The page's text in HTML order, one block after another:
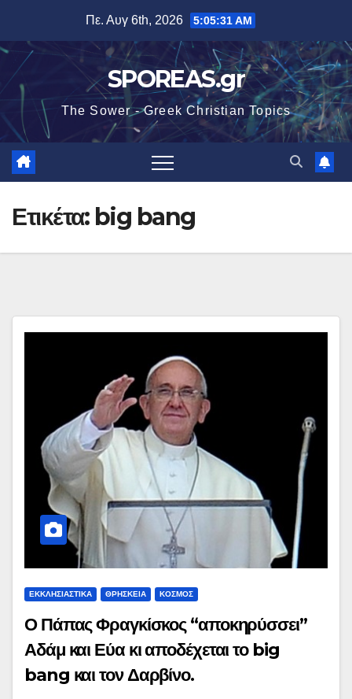
περιεχόμενο
Πε. Αυγ 6th, 2026 5:05:32 AM
SPOREAS.gr
The Sower - Greek Christian Topics
Ετικέτα: big bang
ΕΚΚΛΗΣΙΑΣΤΙΚΑ ΘΡΗΣΚΕΙΑ ΚΟΣΜΟΣ
Ο Πάπας Φραγκίσκος “αποκηρύσσει”
Αδάμ και Εύα κι αποδέχεται το big
bang και τον Δαρβίνο.